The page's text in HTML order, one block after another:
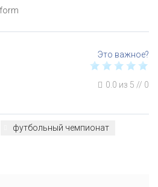
0.0 из 5 // 0
футбольный чемпионат